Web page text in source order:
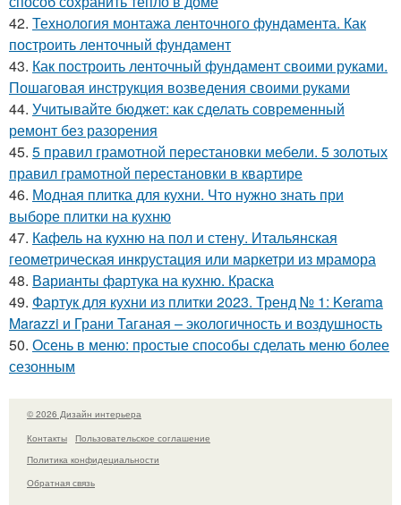
42. Технология монтажа ленточного фундамента. Как
построить ленточный фундамент
43. Как построить ленточный фундамент своими руками.
Пошаговая инструкция возведения своими руками
44. Учитывайте бюджет: как сделать современный
ремонт без разорения
45. 5 правил грамотной перестановки мебели. 5 золотых
правил грамотной перестановки в квартире
46. Модная плитка для кухни. Что нужно знать при
выборе плитки на кухню
47. Кафель на кухню на пол и стену. Итальянская
геометрическая инкрустация или маркетри из мрамора
48. Варианты фартука на кухню. Краска
49. Фартук для кухни из плитки 2023. Тренд № 1: Kerama
Marazzi и Грани Таганая – экологичность и воздушность
50. Осень в меню: простые способы сделать меню более
сезонным
© 2026 Дизайн интерьера
Контакты
Пользовательское соглашение
Политика конфидециальности
Обратная связь